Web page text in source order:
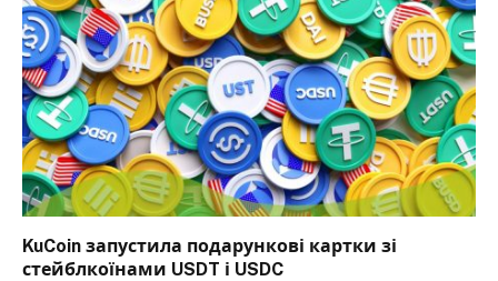
KuCoin запустила подарункові картки зі
стейблкоїнами USDT і USDC